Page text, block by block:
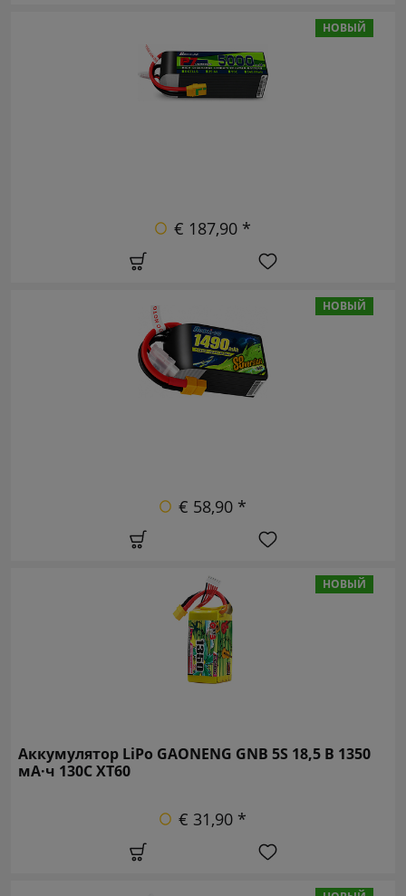
НОВЫЙ
€ 187,90 *
НОВЫЙ
€ 58,90 *
НОВЫЙ
Аккумулятор LiPo GAONENG GNB 5S 18,5 В 1350
мА·ч 130C XT60
€ 31,90 *